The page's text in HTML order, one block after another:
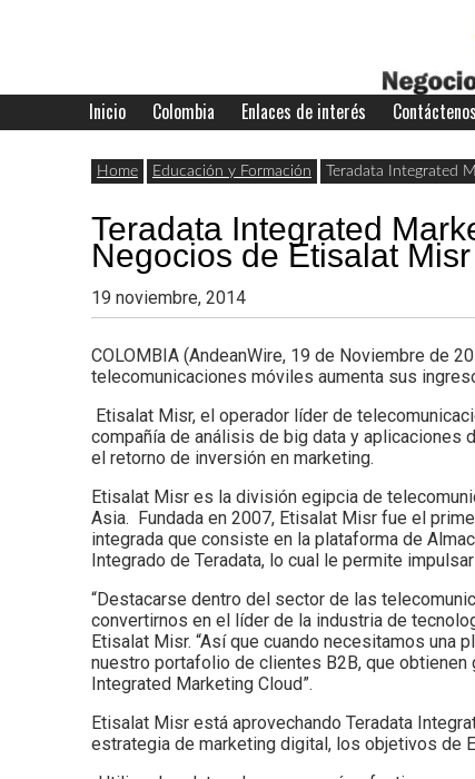
Negocios
con
Colombia
Últimas
noticias,
y
actualidad
de
negocios
con
Colombia.
Inicio Colombia Enlaces de interés Contáctenos
Home Educación y Formación Teradata Integrated
Teradata Integrated
Negocios de Etisalat
19 noviembre, 2014
COLOMBIA (AndeanWire, 19 de Noviembre de
telecomunicaciones móviles aumenta sus
Etisalat Misr, el operador líder de
compañía de análisis de big data y aplicaciones
el retorno de inversión en marketing.
Etisalat Misr es la división egipcia de
Asia. Fundada en 2007, Etisalat Misr fue el
integrada que consiste en la plataforma de
Integrado de Teradata, lo cual le permite
“Destacarse dentro del sector de las
convertirnos en el líder de la industria de
Etisalat Misr. “Así que cuando necesitamos una
nuestro portafolio de clientes B2B, que
Integrated Marketing Cloud”.
Etisalat Misr está aprovechando Teradata
estrategia de marketing digital, los objetivos de